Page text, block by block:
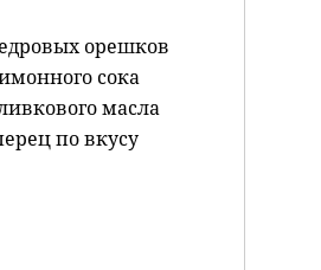
орешков
сока
масла
по вкусу